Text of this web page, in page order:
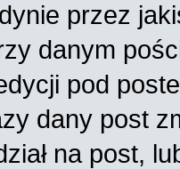
przez
danym
pod
dany post
na post,